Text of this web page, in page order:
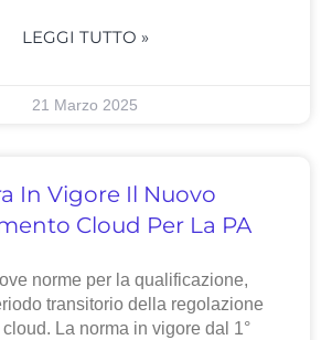
LEGGI TUTTO »
21 Marzo 2025
In Vigore Il Nuovo
Cloud Per La PA
norme per la qualificazione,
transitorio della regolazione
La norma in vigore dal 1°